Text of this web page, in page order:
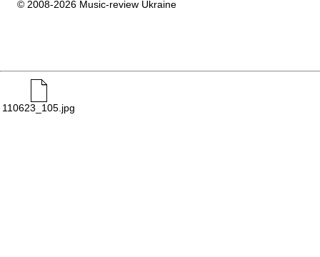
© 2008-2026 Music-review Ukraine
110623_105.jpg